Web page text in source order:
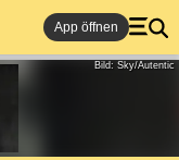
App öffnen
Bild: Sky/Autentic